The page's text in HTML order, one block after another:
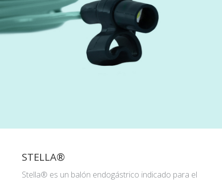
STELLA®
Stella® es un balón endogástrico indicado para el